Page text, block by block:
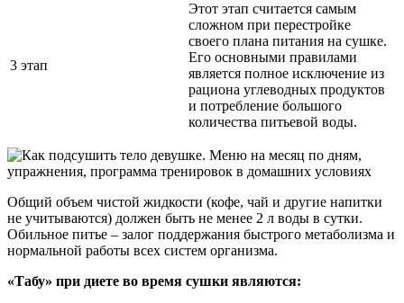
3 этап
Этот этап считается самым
сложном при перестройке
своего плана питания на сушке.
Его основными правилами
является полное исключение из
рациона углеводных продуктов
и потребление большого
количества питьевой воды.
Общий объем чистой жидкости (кофе, чай и другие напитки
не учитываются) должен быть не менее 2 л воды в сутки.
Обильное питье – залог поддержания быстрого метаболизма и
нормальной работы всех систем организма.
«Табу» при диете во время сушки являются: